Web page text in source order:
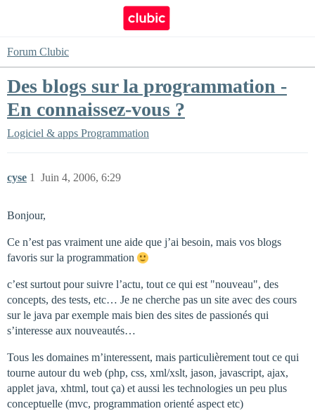
Forum Clubic
Des blogs sur la programmation -
En connaissez-vous ?
Logiciel & apps Programmation
cyse Juin 4, 2006, 6:29
1
Bonjour,
Ce n’est pas vraiment une aide que j’ai besoin, mais vos blogs
favoris sur la programmation
c’est surtout pour suivre l’actu, tout ce qui est "nouveau", des
concepts, des tests, etc… Je ne cherche pas un site avec des cours
sur le java par exemple mais bien des sites de passionés qui
s’interesse aux nouveautés…
Tous les domaines m’interessent, mais particulièrement tout ce qui
tourne autour du web (php, css, xml/xslt, jason, javascript, ajax,
applet java, xhtml, tout ça) et aussi les technologies un peu plus
conceptuelle (mvc, programmation orienté aspect etc)